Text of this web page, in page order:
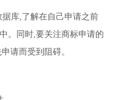
库,了解在自己申请之前
。同时,要关注商标申请的
请而受到阻碍。